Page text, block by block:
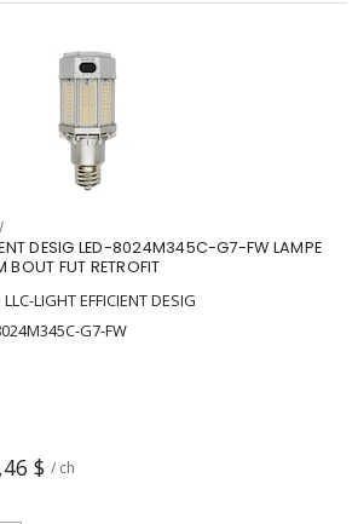
DESIG LED-8024M345C-G7-FW LAMPE
BOUT FUT RETROFIT
LIGHT EFFICIENT DESIG
G7-FW
$ / ch